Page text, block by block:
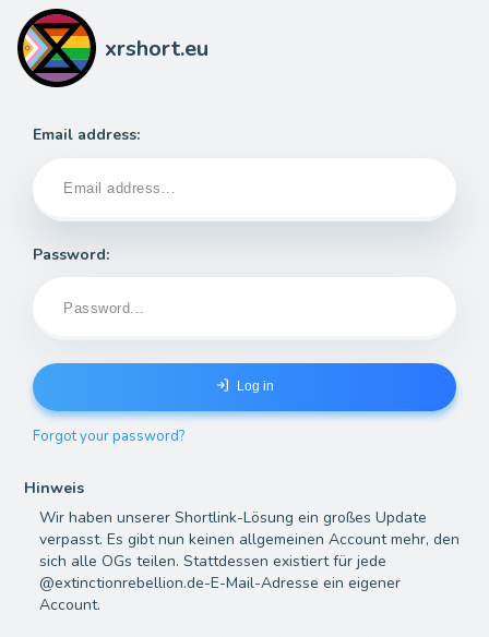
xrshort.eu
Email address:
Password:
Log in
Forgot your password?
Hinweis
Wir haben unserer Shortlink-Lösung ein großes Update
verpasst. Es gibt nun keinen allgemeinen Account mehr, den
sich alle OGs teilen. Stattdessen existiert für jede
@extinctionrebellion.de-E-Mail-Adresse ein eigener
Account.